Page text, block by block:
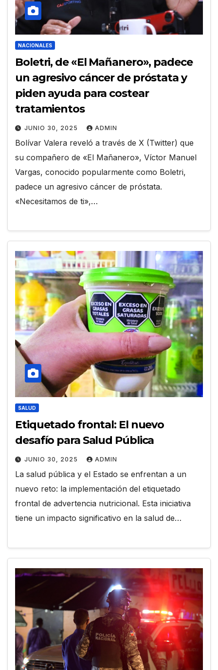
NACIONALES
Boletri, de «El Mañanero», padece
un agresivo cáncer de próstata y
piden ayuda para costear
tratamientos
JUNIO 30, 2025 ADMIN
Bolívar Valera reveló a través de X (Twitter) que
su compañero de «El Mañanero», Víctor Manuel
Vargas, conocido popularmente como Boletri,
padece un agresivo cáncer de próstata.
«Necesitamos de ti»,…
SALUD
Etiquetado frontal: El nuevo
desafío para Salud Pública
JUNIO 30, 2025 ADMIN
La salud pública y el Estado se enfrentan a un
nuevo reto: la implementación del etiquetado
frontal de advertencia nutricional. Esta iniciativa
tiene un impacto significativo en la salud de…